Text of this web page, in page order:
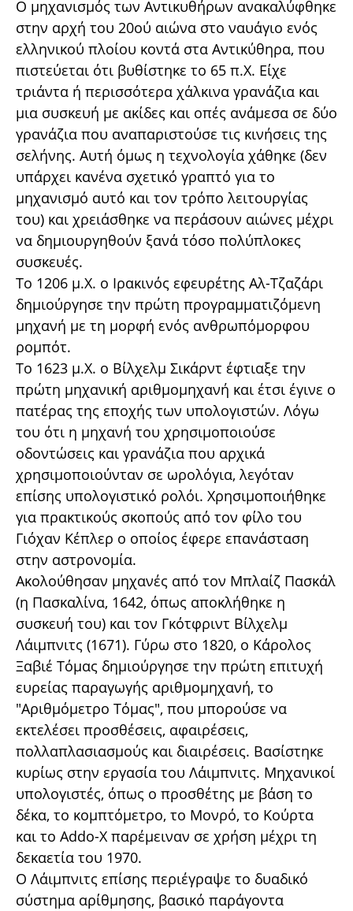
Ο μηχανισμός των Αντικυθήρων ανακαλύφθηκε
στην αρχή του 20ού αιώνα στο ναυάγιο ενός
ελληνικού πλοίου κοντά στα Αντικύθηρα, που
πιστεύεται ότι βυθίστηκε το 65 π.Χ. Είχε
τριάντα ή περισσότερα χάλκινα γρανάζια και
μια συσκευή με ακίδες και οπές ανάμεσα σε δύο
γρανάζια που αναπαριστούσε τις κινήσεις της
σελήνης. Αυτή όμως η τεχνολογία χάθηκε (δεν
υπάρχει κανένα σχετικό γραπτό για το
μηχανισμό αυτό και τον τρόπο λειτουργίας
του) και χρειάσθηκε να περάσουν αιώνες μέχρι
να δημιουργηθούν ξανά τόσο πολύπλοκες
συσκευές.
Το 1206 μ.Χ. ο Ιρακινός εφευρέτης Αλ-Τζαζάρι
δημιούργησε την πρώτη προγραμματιζόμενη
μηχανή με τη μορφή ενός ανθρωπόμορφου
ρομπότ.
Το 1623 μ.Χ. ο Βίλχελμ Σικάρντ έφτιαξε την
πρώτη μηχανική αριθμομηχανή και έτσι έγινε ο
πατέρας της εποχής των υπολογιστών. Λόγω
του ότι η μηχανή του χρησιμοποιούσε
οδοντώσεις και γρανάζια που αρχικά
χρησιμοποιούνταν σε ωρολόγια, λεγόταν
επίσης υπολογιστικό ρολόι. Χρησιμοποιήθηκε
για πρακτικούς σκοπούς από τον φίλο του
Γιόχαν Κέπλερ ο οποίος έφερε επανάσταση
στην αστρονομία.
Ακολούθησαν μηχανές από τον Μπλαίζ Πασκάλ
(η Πασκαλίνα, 1642, όπως αποκλήθηκε η
συσκευή του) και τον Γκότφριντ Βίλχελμ
Λάιμπνιτς (1671). Γύρω στο 1820, ο Κάρολος
Ξαβιέ Τόμας δημιούργησε την πρώτη επιτυχή
ευρείας παραγωγής αριθμομηχανή, το
"Αριθμόμετρο Τόμας", που μπορούσε να
εκτελέσει προσθέσεις, αφαιρέσεις,
πολλαπλασιασμούς και διαιρέσεις. Βασίστηκε
κυρίως στην εργασία του Λάιμπνιτς. Μηχανικοί
υπολογιστές, όπως ο προσθέτης με βάση το
δέκα, το κομπτόμετρο, το Μονρό, το Κούρτα
και το Addo-X παρέμειναν σε χρήση μέχρι τη
δεκαετία του 1970.
Ο Λάιμπνιτς επίσης περιέγραψε το δυαδικό
σύστημα αρίθμησης, βασικό παράγοντα